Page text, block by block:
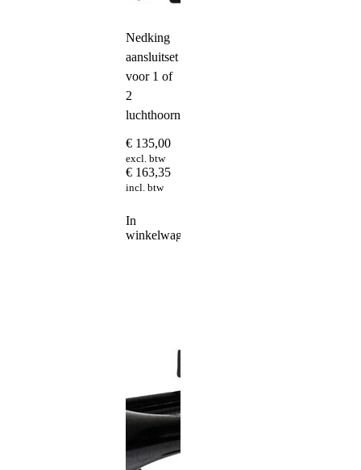
Nedking
aansluitset
voor 1 of
2
luchthoorns
€ 135,00
excl. btw
€ 163,35
incl. btw
In
winkelwagen